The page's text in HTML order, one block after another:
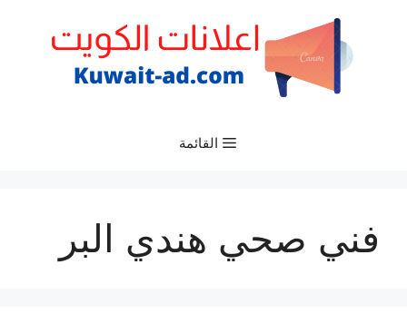
القائمة
فني صحي هندي البر